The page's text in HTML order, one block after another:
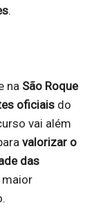
.
na São Roque
oficiais do
vai além
valorizar o
das
maior